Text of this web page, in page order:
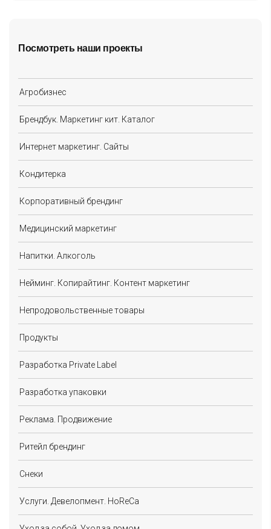
Посмотреть наши проекты
Агробизнес
Брендбук. Маркетинг кит. Каталог
Интернет маркетинг. Сайты
Кондитерка
Корпоративный брендинг
Медицинский маркетинг
Напитки. Алкоголь
Нейминг. Копирайтинг. Контент маркетинг
Непродовольственные товары
Продукты
Разработка Private Label
Разработка упаковки
Реклама. Продвижение
Ритейл брендинг
Снеки
Услуги. Девелопмент. HoReCa